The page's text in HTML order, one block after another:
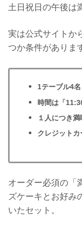
土日祝日の午後は
実は公式サイトか
つか条件がありま
1テーブル4
時間は「
１人につき
クレジット
オーダー必須の「
ズケーキとお好み
いたセット。